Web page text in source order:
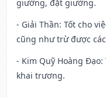
giường, đặt giường.
- Giải Thần: Tốt cho
cũng như trừ được
- Kim Quỹ Hoàng
khai trương.